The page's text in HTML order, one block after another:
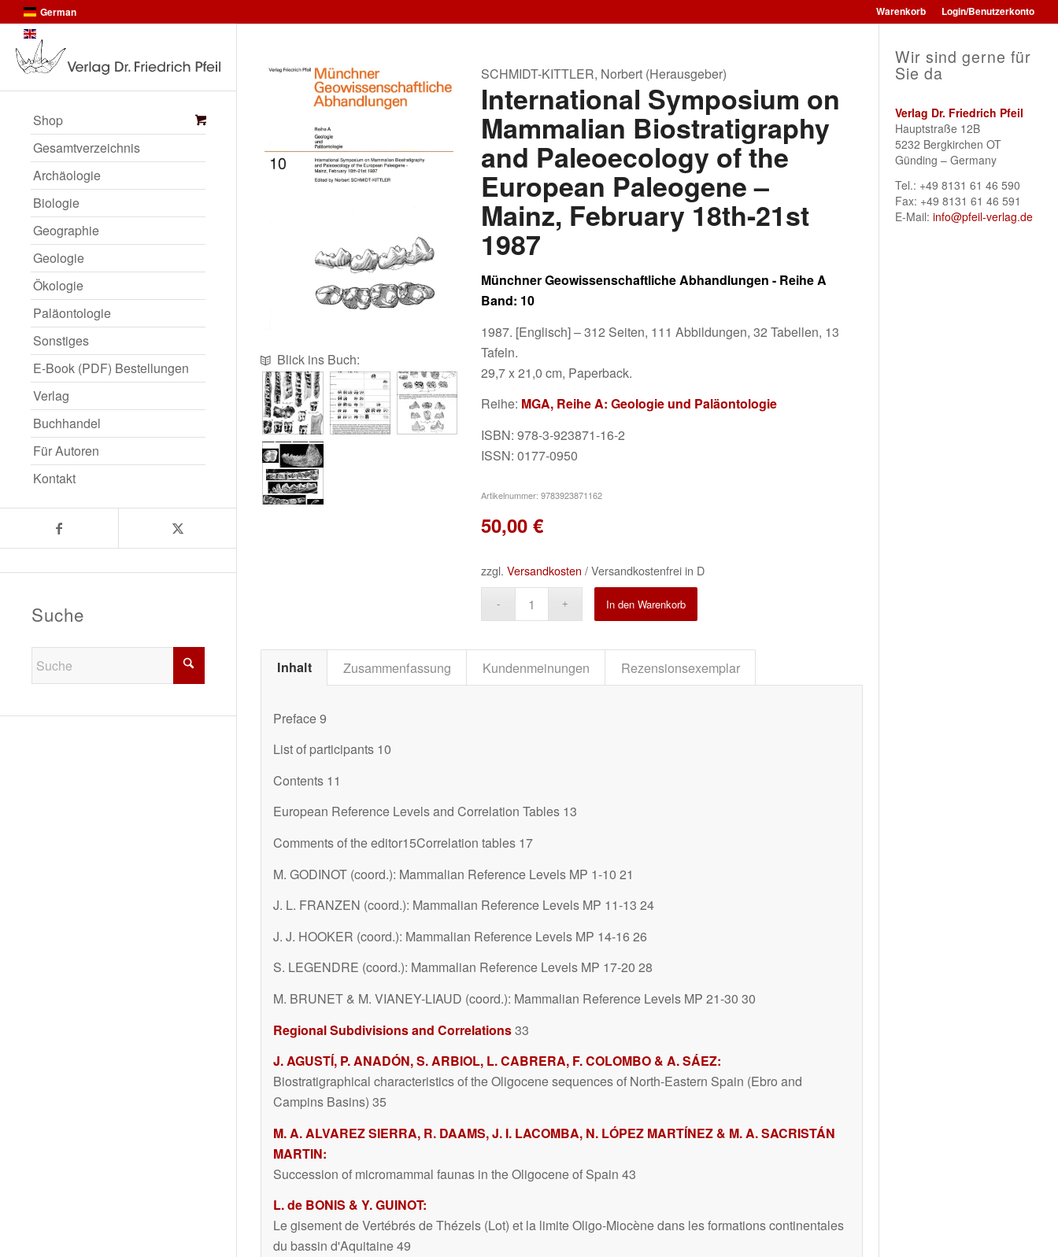
German
Warenkorb Login/Benutzerkonto
Shop
Gesamtverzeichnis
Archäologie
Biologie
Geographie
Geologie
Ökologie
Paläontologie
Sonstiges
E-Book (PDF) Bestellungen
Verlag
Buchhandel
Für Autoren
Kontakt
Suche
Blick ins Buch:
SCHMIDT-KITTLER, Norbert (Herausgeber)
International Symposium on
Mammalian Biostratigraphy
and Paleoecology of the
European Paleogene –
Mainz, February 18th-21st
1987
Münchner Geowissenschaftliche Abhandlungen - Reihe A
Band: 10
1987. [Englisch] – 312 Seiten, 111 Abbildungen, 32 Tabellen, 13
Tafeln.
29,7 x 21,0 cm, Paperback.
Reihe: MGA, Reihe A: Geologie und Paläontologie
ISBN: 978-3-923871-16-2
ISSN: 0177-0950
Artikelnummer: 9783923871162
50,00 €
zzgl. Versandkosten / Versandkostenfrei in D
In den Warenkorb
Inhalt Zusammenfassung Kundenmeinungen Rezensionsexemplar
Preface 9
List of participants 10
Contents 11
European Reference Levels and Correlation Tables 13
Comments of the editor15Correlation tables 17
M. GODINOT (coord.): Mammalian Reference Levels MP 1-10 21
J. L. FRANZEN (coord.): Mammalian Reference Levels MP 11-13 24
J. J. HOOKER (coord.): Mammalian Reference Levels MP 14-16 26
S. LEGENDRE (coord.): Mammalian Reference Levels MP 17-20 28
M. BRUNET & M. VIANEY-LIAUD (coord.): Mammalian Reference Levels MP 21-30 30
Regional Subdivisions and Correlations33
J. AGUSTÍ, P. ANADÓN, S. ARBIOL, L. CABRERA, F. COLOMBO & A. SÁEZ:
Biostratigraphical characteristics of the Oligocene sequences of North-Eastern Spain (Ebro and
Campins Basins) 35
M. A. ALVAREZ SIERRA, R. DAAMS, J. I. LACOMBA, N. LÓPEZ MARTÍNEZ & M. A. SACRISTÁN
MARTIN:
Succession of micromammal faunas in the Oligocene of Spain 43
L. de BONIS & Y. GUINOT:
Le gisement de Vertébrés de Thézels (Lot) et la limite Oligo-Miocène dans les formations continentales
du bassin d'Aquitaine 49
Wir sind gerne für
Sie da
Verlag Dr. Friedrich Pfeil
Hauptstraße 12B
5232 Bergkirchen OT
Günding – Germany
Tel.: +49 8131 61 46 590
Fax: +49 8131 61 46 591
E-Mail:info@pfeil-verlag.de